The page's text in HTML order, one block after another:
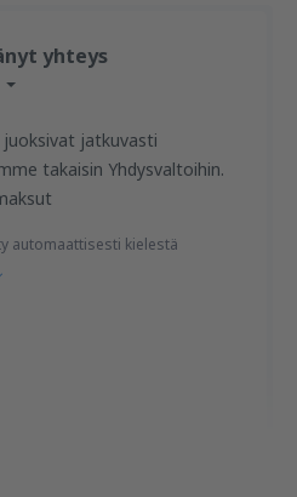
yhteys
jatkuvasti
takaisin Yhdysvaltoihin.
automaattisesti kielestä